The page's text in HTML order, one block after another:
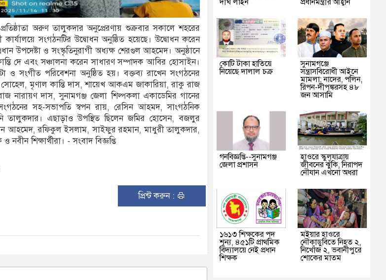
অরুণ তালুকদার অনুপ্রেরণায় শুক্রবার সকালে শহরের
কার্যালয়ে সংগঠনটির উদ্বোধন অনুষ্ঠিত হয়েছে। উদ্বোধন করেন
উপদেষ্টা ও সংস্কৃতিনুরাগী অধ্যক্ষ শেরগুল আহমেদ। অনুষ্ঠানে
দে এবং সঞ্চালনা করেন সাধারণ সম্পাদক আবির হোসাইন।
ও সংগীত পরিবেশনা অনুষ্ঠিত হয়। বক্তব্য রাখেন সংগঠনের
মৃণাল কান্তি দাস, শায়েখ আকএম জাকারিয়া, রাকু রাজ
নারায়ণ দাস, সুনামগঞ্জ জেলা শিল্পকলা একাডেমির গানের
সহ-সভাপতি স্বপন রায়, রেসিন আহমদ, সাংগঠনিক
তালুকদার। এছাড়াও উপস্থিত ছিলেন জমির হোসেন, বজলুর
আহমেদ, রফিকুল ইসলাম, সাইফুর রহমান, মাধুরী তালুকদার,
শিক্ষার্থীরা। - সংবাদ বিজ্ঞপ্তি
প্রিন্ট করুন :
কোটি টাকা হাতিয়ে
নিয়েছে দালাল চক্র
‎সুনামগঞ্জে
সন্ত্রাসবিরোধী আইনে
মামলা: নাদের, পলিন,
রিপন-দীপঙ্করসহ ৪৮
জন আসামি
গনবিজ্ঞপ্তি--সুনামগঞ্জ
জেলা প্রশাসন
হাওরে স্কুলযাত্রায়
জীবনের ঝুঁকি, নিরাপদ
নৌযান এখনো অধরা
১৬১৩ শিক্ষকের পদ
শূন্য, ৪৫১টি প্রাথমিক
বিদ্যালয়ে নেই প্রধান
শিক্ষক
মইয়ার হাওরে
নৌকাডুবিতে নিহত ২,
নিখোঁজ ২, ভবানীপুরে
শোকের মাতম